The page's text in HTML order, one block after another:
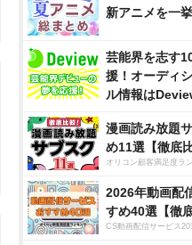
新アニメを一
芸能界を志す
援！オーディ
ル情報は
漫画読み放題
め11選【徹底比
オリコン顧客満足度ラ
2026年動画配
すめ40選【徹
CS動画配信サービス20